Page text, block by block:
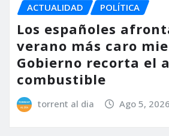
ACTUALIDAD POLÍTICA
Los españoles
verano más caro
Gobierno recorta el
combustible
torrent al dia Ago 5, 2026